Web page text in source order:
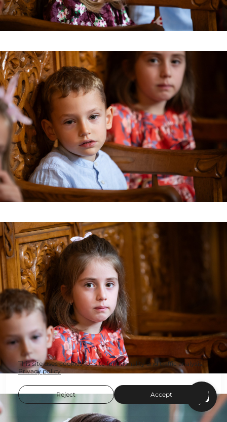
This site uses cookies for site functionality and traffic analysis.
Privacy policy
Reject Accept